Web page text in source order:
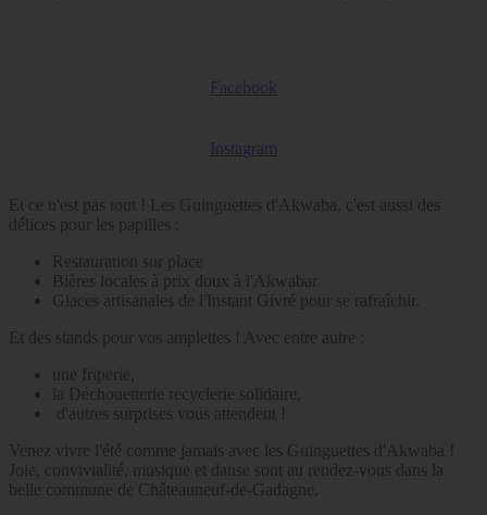
Facebook
Instagram
Et ce n'est pas tout ! Les Guinguettes d'Akwaba, c'est aussi des
délices pour les papilles :
Restauration sur place
Bières locales à prix doux à l'Akwabar
Glaces artisanales de l'Instant Givré pour se rafraîchir.
Et des stands pour vos amplettes ! Avec entre autre :
une friperie,
la Déchouetterie recyclerie solidaire,
d'autres surprises vous attendent !
Venez vivre l'été comme jamais avec les Guinguettes d'Akwaba !
Joie, convivialité, musique et danse sont au rendez-vous dans la
belle commune de Châteauneuf-de-Gadagne.